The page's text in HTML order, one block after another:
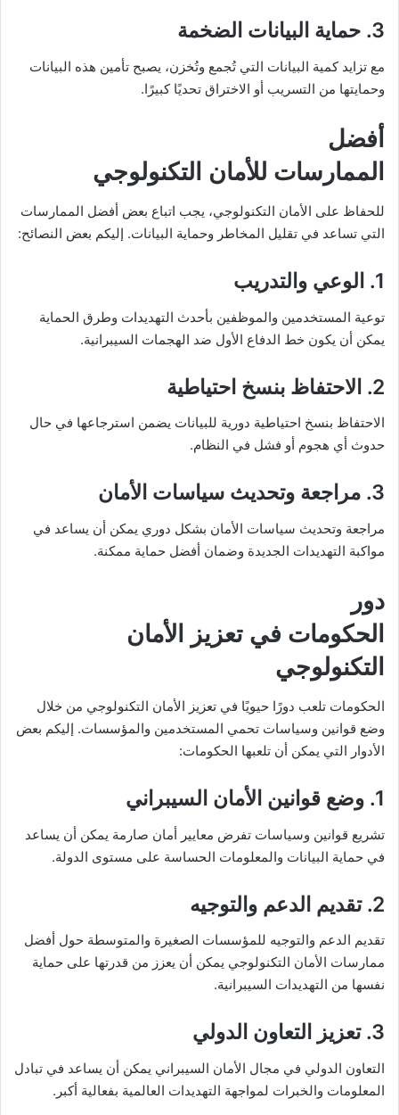
3. حماية البيانات الضخمة
مع تزايد كمية البيانات التي تُجمع وتُخزن، يصبح تأمين هذه البيانات
وحمايتها من التسريب أو الاختراق تحديًا كبيرًا.
أفضل
الممارسات للأمان التكنولوجي
للحفاظ على الأمان التكنولوجي، يجب اتباع بعض أفضل الممارسات
التي تساعد في تقليل المخاطر وحماية البيانات. إليكم بعض النصائح:
1. الوعي والتدريب
توعية المستخدمين والموظفين بأحدث التهديدات وطرق الحماية
يمكن أن يكون خط الدفاع الأول ضد الهجمات السيبرانية.
2. الاحتفاظ بنسخ احتياطية
الاحتفاظ بنسخ احتياطية دورية للبيانات يضمن استرجاعها في حال
حدوث أي هجوم أو فشل في النظام.
3. مراجعة وتحديث سياسات الأمان
مراجعة وتحديث سياسات الأمان بشكل دوري يمكن أن يساعد في
مواكبة التهديدات الجديدة وضمان أفضل حماية ممكنة.
دور
الحكومات في تعزيز الأمان
التكنولوجي
الحكومات تلعب دورًا حيويًا في تعزيز الأمان التكنولوجي من خلال
وضع قوانين وسياسات تحمي المستخدمين والمؤسسات. إليكم بعض
الأدوار التي يمكن أن تلعبها الحكومات:
1. وضع قوانين الأمان السيبراني
تشريع قوانين وسياسات تفرض معايير أمان صارمة يمكن أن يساعد
في حماية البيانات والمعلومات الحساسة على مستوى الدولة.
2. تقديم الدعم والتوجيه
تقديم الدعم والتوجيه للمؤسسات الصغيرة والمتوسطة حول أفضل
ممارسات الأمان التكنولوجي يمكن أن يعزز من قدرتها على حماية
نفسها من التهديدات السيبرانية.
3. تعزيز التعاون الدولي
التعاون الدولي في مجال الأمان السيبراني يمكن أن يساعد في تبادل
المعلومات والخبرات لمواجهة التهديدات العالمية بفعالية أكبر.